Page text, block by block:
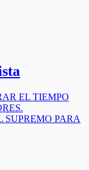
EL TIEMPO
PARA